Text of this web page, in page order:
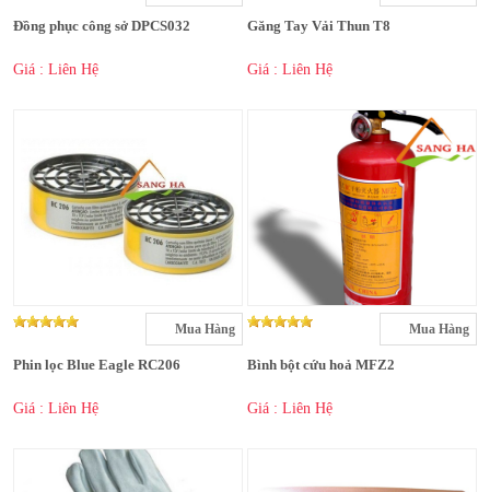
Đồng phục công sở DPCS032
Giá : Liên Hệ
Găng Tay Vải Thun T8
Giá : Liên Hệ
Mua Hàng
Phin lọc Blue Eagle RC206
Giá : Liên Hệ
Mua Hàng
Bình bột cứu hoả MFZ2
Giá : Liên Hệ